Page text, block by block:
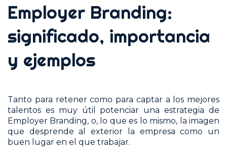
Employer Branding:
significado, importancia
y ejemplos
Tanto para retener como para captar a los mejores
talentos es muy útil potenciar una estrategia de
Employer Branding, o, lo que es lo mismo, la imagen
que desprende al exterior la empresa como un
buen lugar en el que trabajar.